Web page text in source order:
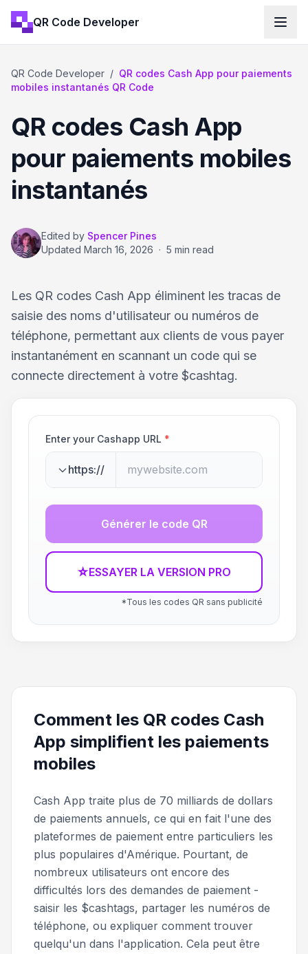
QR Code Developer
QR Code Developer / QR codes Cash App pour paiements
mobiles instantanés QR Code
QR codes Cash App
pour paiements mobiles
instantanés
Edited by Spencer Pines
Updated March 16, 2026 · 5 min read
Les QR codes Cash App éliminent les tracas de
saisie des noms d'utilisateur ou numéros de
téléphone, permettant aux clients de vous payer
instantanément en scannant un code qui se
connecte directement à votre $cashtag.
Enter your Cashapp URL *
https://
Générer le code QR
☆ESSAYER LA VERSION PRO
*Tous les codes QR sans publicité
Comment les QR codes Cash
App simplifient les paiements
mobiles
Cash App traite plus de 70 milliards de dollars
de paiements annuels, ce qui en fait l'une des
plateformes de paiement entre particuliers les
plus populaires d'Amérique. Pourtant, de
nombreux utilisateurs ont encore des
difficultés lors des demandes de paiement -
saisir les $cashtags, partager les numéros de
téléphone, ou expliquer comment trouver
quelqu'un dans l'application. Cela peut être